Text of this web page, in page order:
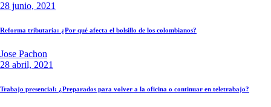
28 junio, 2021
Reforma tributaria: ¿Por qué afecta el bolsillo de los colombianos?
Jose Pachon
28 abril, 2021
Trabajo presencial: ¿Preparados para volver a la oficina o continuar en teletrabajo?